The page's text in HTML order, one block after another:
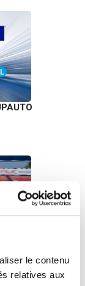
le contenu
relatives aux